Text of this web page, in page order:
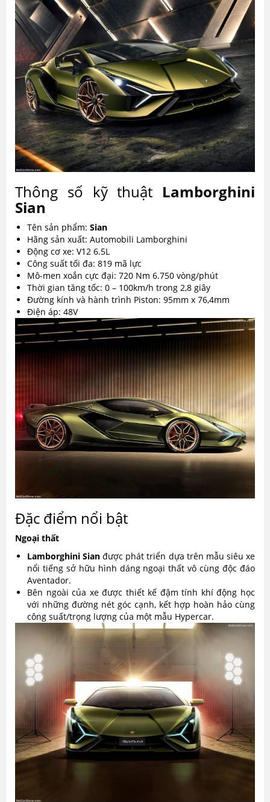
Thông số kỹ thuật Lamborghini
Sian
Tên sản phẩm: Sian
Hãng sản xuất: Automobili Lamborghini
Động cơ xe: V12 6.5L
Công suất tối đa: 819 mã lực
Mô-men xoắn cực đại: 720 Nm 6.750 vòng/phút
Thời gian tăng tốc: 0 – 100km/h trong 2,8 giây
Đường kính và hành trình Piston: 95mm x 76,4mm
Điện áp: 48V
Đặc điểm nổi bật
Ngoại thất
Lamborghini Sian được phát triển dựa trên mẫu siêu xe
nổi tiếng sở hữu hình dáng ngoại thất vô cùng độc đáo
Aventador.
Bên ngoài của xe được thiết kế đậm tính khí động học
với những đường nét góc cạnh, kết hợp hoàn hảo cùng
công suất/trọng lượng của một mẫu Hypercar.